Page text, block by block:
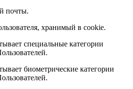
почты.
хранимый в cookie.
специальные категории
биометрические категории